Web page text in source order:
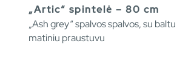
„Artic“ spintelė – 80 cm
„Ash grey“ spalvos spalvos, su baltu
matiniu praustuvu